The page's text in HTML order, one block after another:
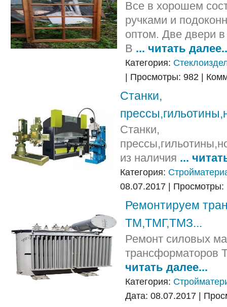
Все в хорошем
ручками и
оптом. Две двери
В ... читать
Категория:
| Просмотры: 982 |
Станки,
Станки,
из наличия ...
Категория:
08.07.2017 |
Ремонтируем
ТМ,ТМГ,ТМЗ...
Ремонт силовых
читать далее...
Категория:
Дата: 08.07.2017 |